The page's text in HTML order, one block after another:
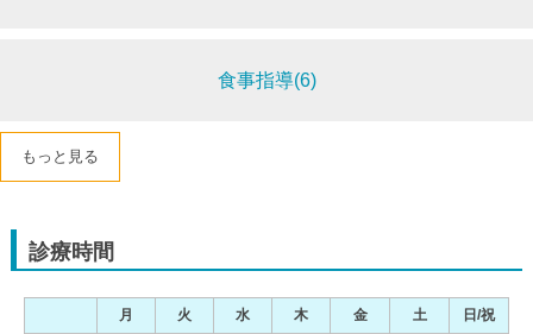
食事指導(6)
もっと見る
診療時間
月 火 水 木 金 土
日/祝